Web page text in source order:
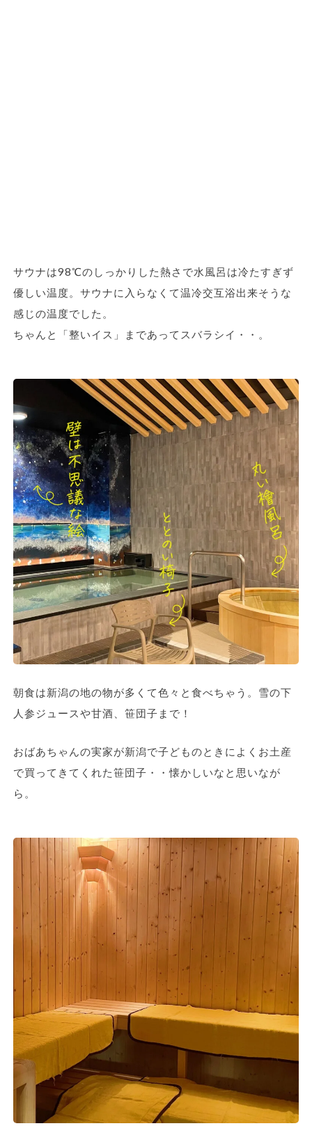
サウナは98℃のしっかりした熱さで水風呂は冷たすぎず
優しい温度。サウナに入らなくて温冷交互浴出来そうな
感じの温度でした。
ちゃんと「整いイス」まであってスバラシイ・・。
朝食は新潟の地の物が多くて色々と食べちゃう。雪の下
人参ジュースや甘酒、笹団子まで！
おばあちゃんの実家が新潟で子どものときによくお土産
で買ってきてくれた笹団子・・懐かしいなと思いなが
ら。